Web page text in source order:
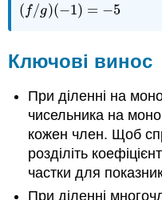
( f/g)(−1) = −5
( f/g)(−1)=−5
Ключові винос
При діленні на
чисельника на
кожен член. Щоб
розділіть
частки для
При діленні